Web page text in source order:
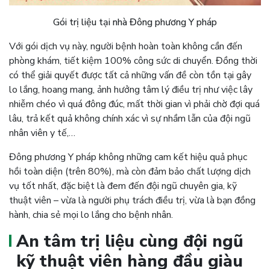
Gói trị liệu tại nhà Đông phương Y pháp
Với gói dịch vụ này, người bệnh hoàn toàn không cần đến
phòng khám, tiết kiệm 100% công sức di chuyển. Đồng thời
có thể giải quyết được tất cả những vấn đề còn tồn tại gây
lo lắng, hoang mang, ảnh hưởng tâm lý điều trị như việc lây
nhiễm chéo vì quá đông đúc, mất thời gian vì phải chờ đợi quá
lâu, trả kết quả không chính xác vì sự nhầm lẫn của đội ngũ
nhân viên y tế,…
Đông phương Y pháp không những cam kết hiệu quả phục
hồi toàn diện (trên 80%), mà còn đảm bảo chất lượng dịch
vụ tốt nhất, đặc biệt là đem đến đội ngũ chuyên gia, kỹ
thuật viên – vừa là người phụ trách điều trị, vừa là bạn đồng
hành, chia sẻ mọi lo lắng cho bệnh nhân.
An tâm trị liệu cùng đội ngũ
kỹ thuật viên hàng đầu giàu